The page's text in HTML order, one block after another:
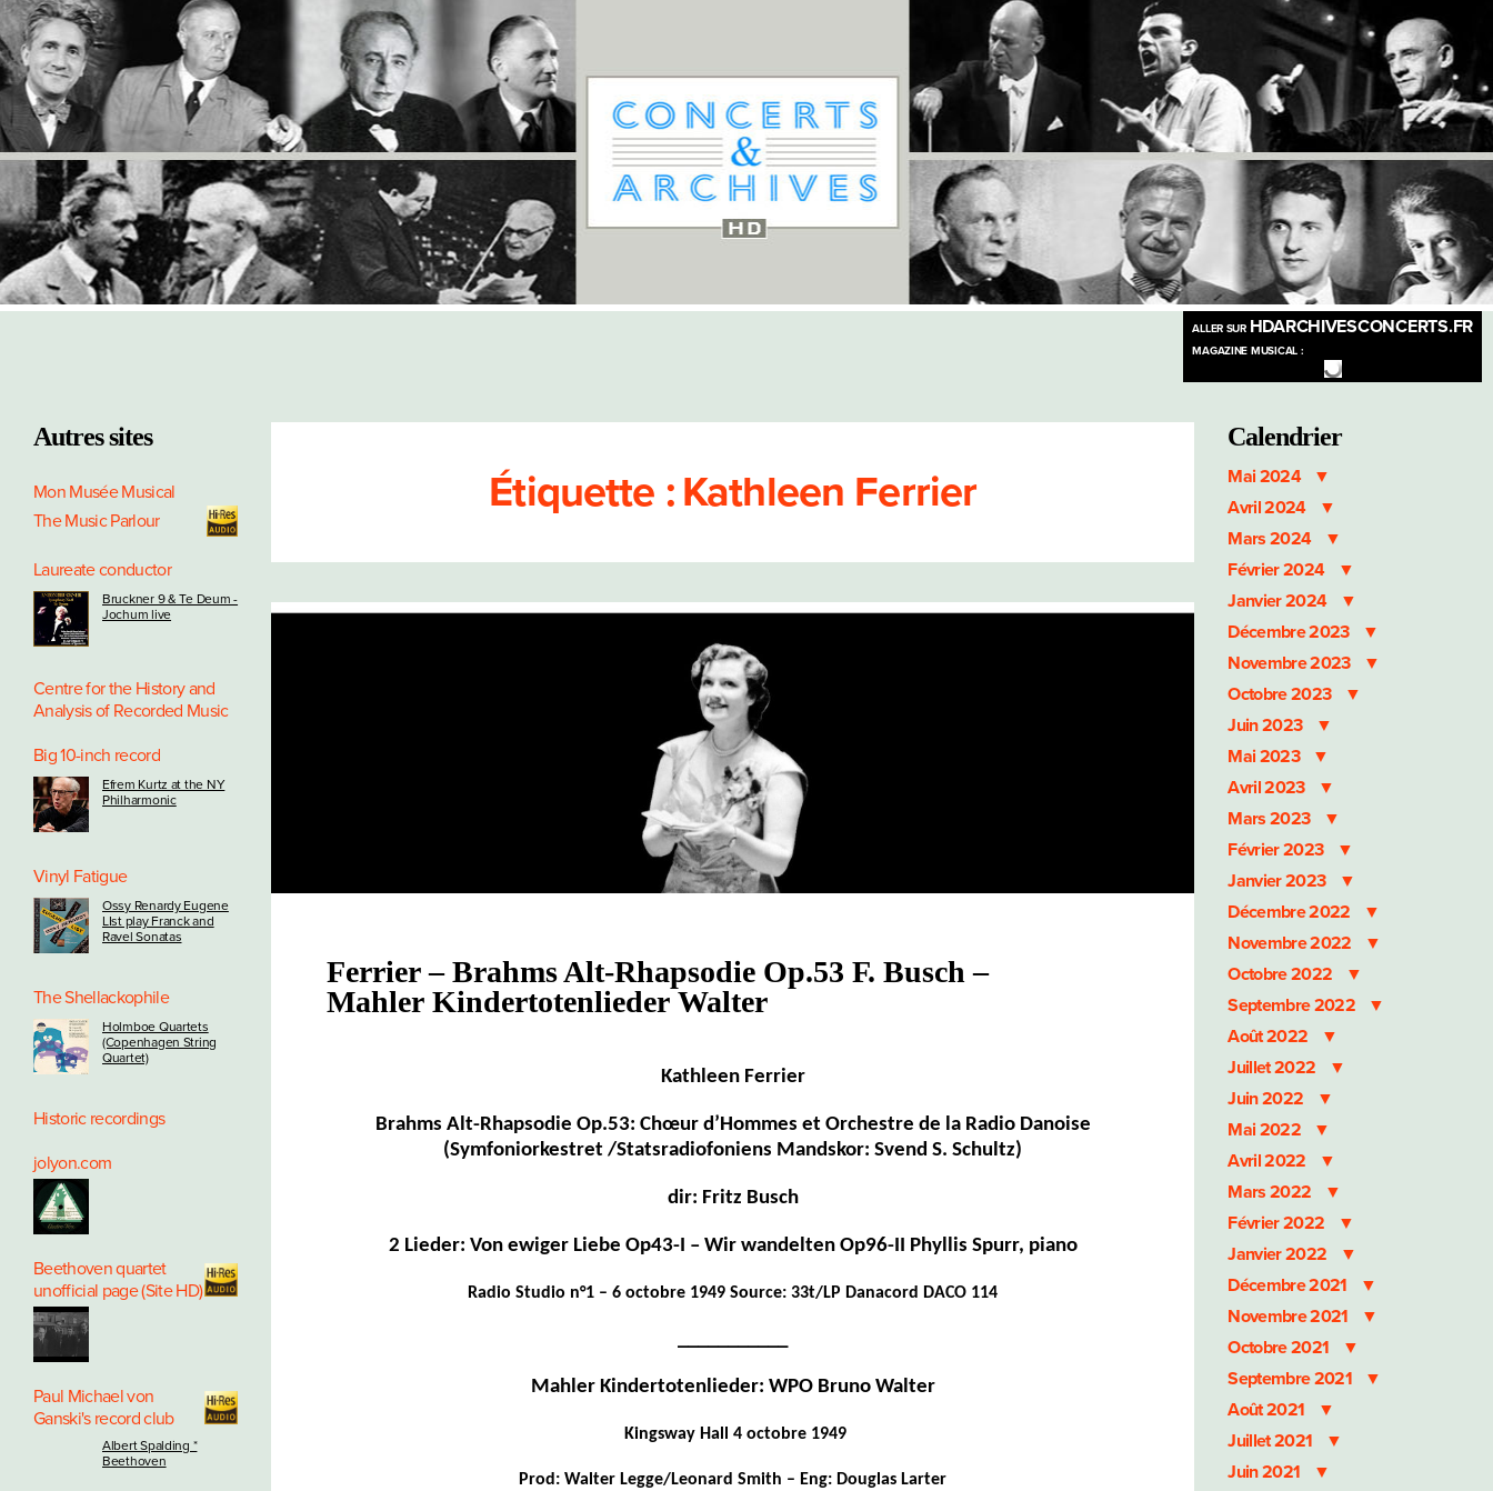
Autres sites
Mon Musée Musical
The Music Parlour
Laureate conductor
Bruckner 9 & Te Deum -
Jochum live
Centre for the History and
Analysis of Recorded Music
Big 10-inch record
Efrem Kurtz at the NY
Philharmonic
Vinyl Fatigue
Ossy Renardy Eugene
LIst play Franck and
Ravel Sonatas
The Shellackophile
Holmboe Quartets
(Copenhagen String
Quartet)
Historic recordings
jolyon.com
Beethoven quartet
unofficial page (Site HD)
Paul Michael von
Ganski's record club
Albert Spalding *
Beethoven
Étiquette :Kathleen Ferrier
Ferrier – Brahms Alt-Rhapsodie Op.53 F. Busch –
Mahler Kindertotenlieder Walter
Kathleen Ferrier
Brahms Alt-Rhapsodie Op.53: Chœur d’Hommes et Orchestre de la Radio Danoise
(Symfoniorkestret /Statsradiofoniens Mandskor: Svend S. Schultz)
dir: Fritz Busch
2 Lieder: Von ewiger Liebe Op43-I – Wir wandelten Op96-II Phyllis Spurr, piano
Radio Studio n°1 – 6 octobre 1949 Source: 33t/LP Danacord DACO 114
Mahler Kindertotenlieder: WPO Bruno Walter
Kingsway Hall 4 octobre 1949
Prod: Walter Legge/Leonard Smith – Eng: Douglas Larter
ALLER SUR HDARCHIVESCONCERTS.FR
MAGAZINE MUSICAL :
Calendrier
Mai 2024
Avril 2024
Mars 2024
Février 2024
Janvier 2024
Décembre 2023
Novembre 2023
Octobre 2023
Juin 2023
Mai 2023
Avril 2023
Mars 2023
Février 2023
Janvier 2023
Décembre 2022
Novembre 2022
Octobre 2022
Septembre 2022
Août 2022
Juillet 2022
Juin 2022
Mai 2022
Avril 2022
Mars 2022
Février 2022
Janvier 2022
Décembre 2021
Novembre 2021
Octobre 2021
Septembre 2021
Août 2021
Juillet 2021
Juin 2021